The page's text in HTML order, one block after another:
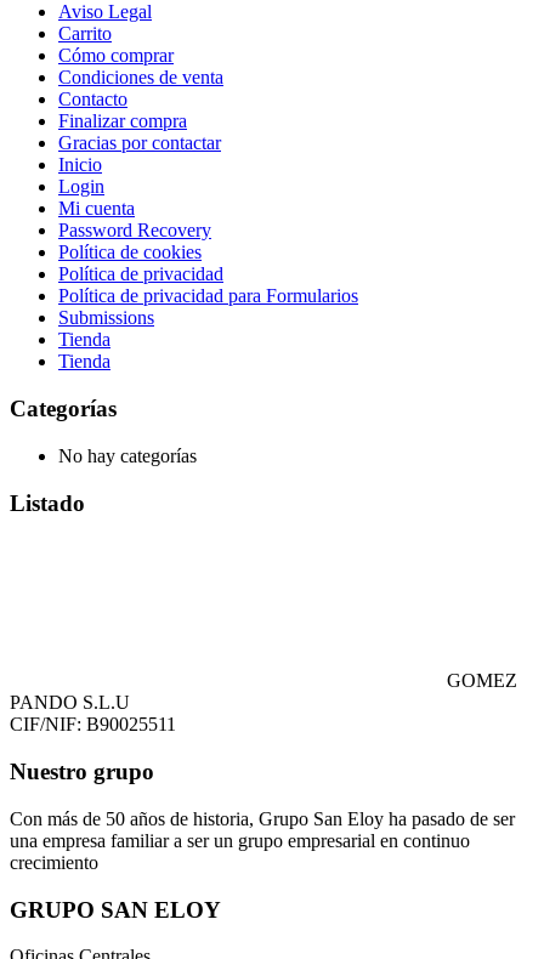
Aviso Legal
Carrito
Cómo comprar
Condiciones de venta
Contacto
Finalizar compra
Gracias por contactar
Inicio
Login
Mi cuenta
Password Recovery
Política de cookies
Política de privacidad
Política de privacidad para Formularios
Submissions
Tienda
Tienda
Categorías
No hay categorías
Listado
GOMEZ
PANDO S.L.U
CIF/NIF: B90025511
Nuestro grupo
Con más de 50 años de historia, Grupo San Eloy ha pasado de ser
una empresa familiar a ser un grupo empresarial en continuo
crecimiento
GRUPO SAN ELOY